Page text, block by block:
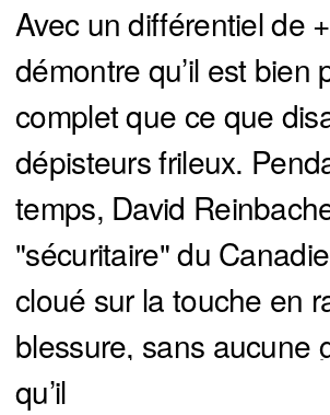
Avec un différentiel de
démontre qu’il est bien
complet que ce que
dépisteurs frileux.
temps, David
"sécuritaire" du
cloué sur la touche en
blessure, sans aucune
qu’il atteigne un jour le